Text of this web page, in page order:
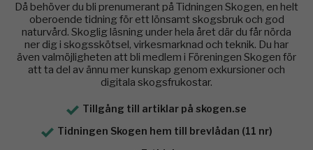
Då behöver du bli prenumerant på Tidningen Skogen, en helt
oberoende tidning för ett lönsamt skogsbruk och god
naturvård. Skoglig läsning under hela året där du får nörda
ner dig i skogsskötsel, virkesmarknad och teknik. Du har
även valmöjligheten att bli medlem i Föreningen Skogen för
att ta del av ännu mer kunskap genom exkursioner och
digitala skogsfrukostar.
Tillgång till artiklar på skogen.se
Tidningen Skogen hem till brevlådan (11 nr)